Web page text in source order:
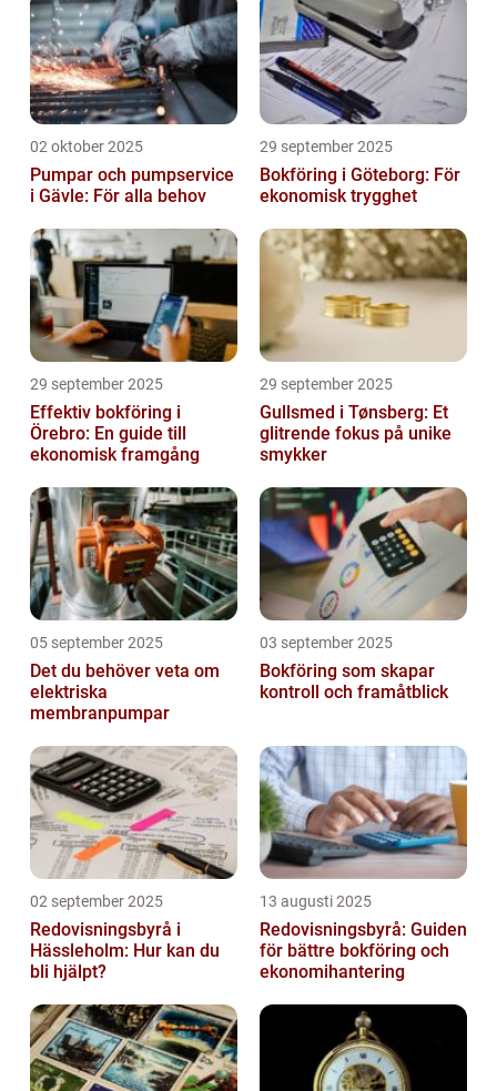
02 oktober 2025
Pumpar och pumpservice
i Gävle: För alla behov
29 september 2025
Bokföring i Göteborg: För
ekonomisk trygghet
29 september 2025
Effektiv bokföring i
Örebro: En guide till
ekonomisk framgång
29 september 2025
Gullsmed i Tønsberg: Et
glitrende fokus på unike
smykker
05 september 2025
Det du behöver veta om
elektriska
membranpumpar
03 september 2025
Bokföring som skapar
kontroll och framåtblick
02 september 2025
Redovisningsbyrå i
Hässleholm: Hur kan du
bli hjälpt?
13 augusti 2025
Redovisningsbyrå: Guiden
för bättre bokföring och
ekonomihantering